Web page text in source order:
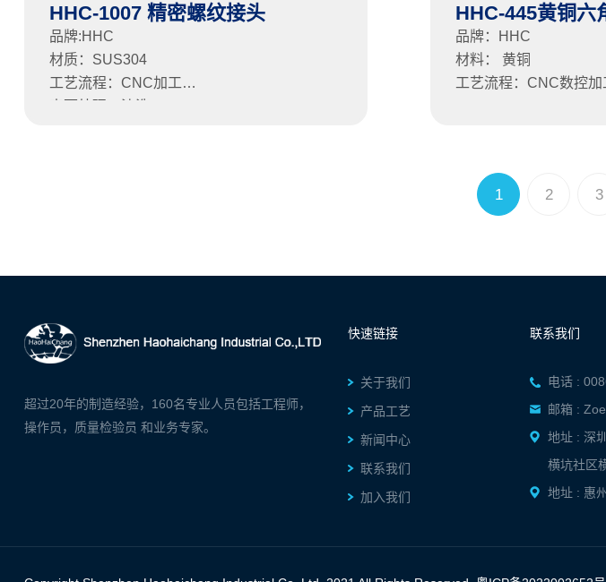
HHC-1007 精密螺纹接头
品牌:HHC
材质：SUS304
工艺流程：CNC加工
HHC-445黄铜六
品牌：HHC
材料： 黄铜
工艺流程：CNC数控
1 2 3
超过20年的制造经验，160名专业人员包括工程师，
操作员，质量检验员 和业务专家。
快速链接
关于我们
产品工艺
新闻中心
联系我们
加入我们
联系我们
电话 :
邮箱 :
地址 : 深
横坑社区
地址 : 惠